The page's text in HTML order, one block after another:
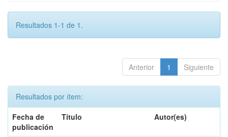
Resultados 1-1 de 1.
Anterior 1 Siguiente
Resultados por ítem:
Fecha de
publicación
Título Autor(es)